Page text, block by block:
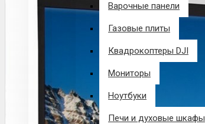
Варочные панели
Газовые плиты
Квадрокоптеры DJI
Мониторы
Ноутбуки
Печи и духовые шкафы